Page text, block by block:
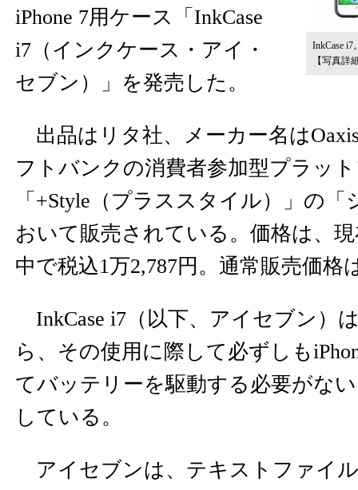
InkCase
【写真詳
iPhone 7用ケース「InkCase
i7（インクケース・アイ・
セブン）」を発売した。
出品はリタ社、メーカー名は
フトバンクの消費者参加型プラッ
「+Style（プラススタイル）」の
おいて販売されている。価格は、
中で税込1万2,787円。通常販売価格
InkCase i7（以下、アイセブン）
ら、その使用に際して必ずしも
てバッテリーを駆動する必要がな
している。
アイセブンは、テキストファイ